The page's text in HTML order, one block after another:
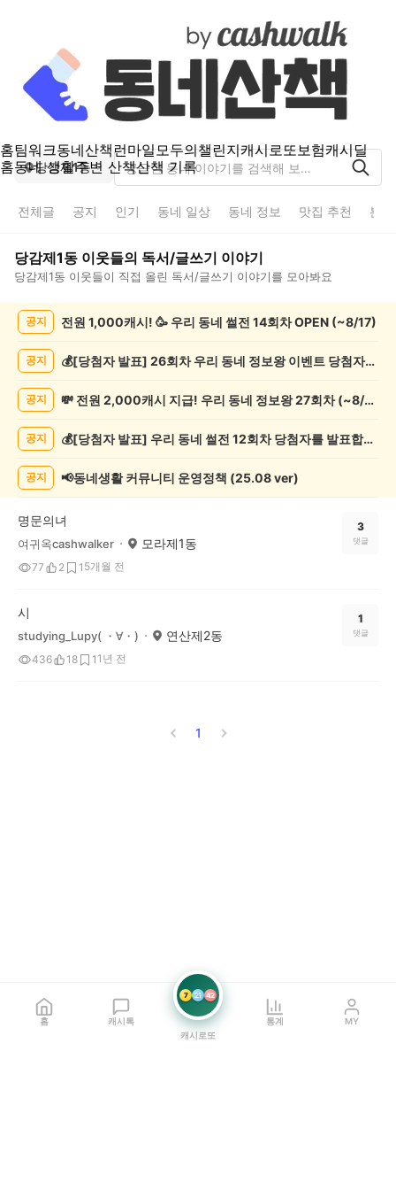
홈팀워크동네산책런마일모두의챌린지캐시로또보험캐시딜
홈동네 생활주변 산책산책 기록
당감제1동
전체글 공지 인기 동네 일상 동네 정보 맛집 추천 분
당감제1동 이웃들의 독서/글쓰기 이야기
당감제1동 이웃들이 직접 올린 독서/글쓰기 이야기를 모아봐요
서/
시
공지 전원 1,000캐시! 🥳 우리 동네 썰전 14회차 OPEN (~8/17)
공지 💰[당첨자 발표] 26회차 우리 동네 정보왕 이벤트 당첨자를 발표합니다!
공지 💸 전원 2,000캐시 지급! 우리 동네 정보왕 27회차 (~8/10)
공지 💰[당첨자 발표] 우리 동네 썰전 12회차 당첨자를 발표합니다!
공지 📢동네생활 커뮤니티 운영정책 (25.08 ver)
명문의녀
여귀옥cashwalker 모라제1동
77 2 1 5개월 전
3
댓글
시
studying_Lupy( ・∀・) 연산제2동
436 18 1 1년 전
1
댓글
1
홈 캐시톡
7 21 42
캐시로또
통계 MY